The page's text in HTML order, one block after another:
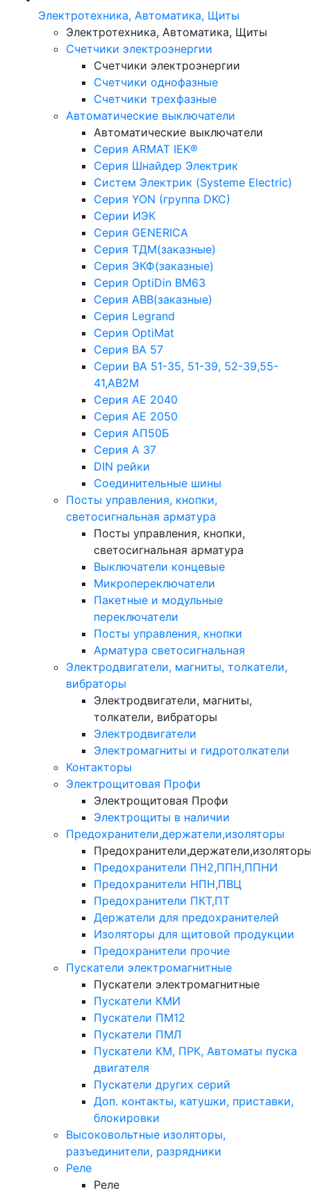
Электротехника, Автоматика, Щиты
Электротехника, Автоматика, Щиты
Счетчики электроэнергии
Счетчики электроэнергии
Счетчики однофазные
Счетчики трехфазные
Автоматические выключатели
Автоматические выключатели
Серия ARMAT IEK®
Серия Шнайдер Электрик
Систем Электрик (Systeme Electric)
Серия YON (группа DKC)
Серии ИЭК
Серия GENERICA
Серия ТДМ(заказные)
Серия ЭКФ(заказные)
Серия OptiDin BM63
Серия АВВ(заказные)
Серия Legrand
Серия OptiMat
Серия ВА 57
Серии ВА 51-35, 51-39, 52-39,55-
41,АВ2М
Серия АЕ 2040
Серия АЕ 2050
Серия АП50Б
Серия А 37
DIN рейки
Соединительные шины
Посты управления, кнопки,
светосигнальная арматура
Посты управления, кнопки,
светосигнальная арматура
Выключатели концевые
Микропереключатели
Пакетные и модульные
переключатели
Посты управления, кнопки
Арматура светосигнальная
Электродвигатели, магниты, толкатели,
вибраторы
Электродвигатели, магниты,
толкатели, вибраторы
Электродвигатели
Электромагниты и гидротолкатели
Контакторы
Электрощитовая Профи
Электрощитовая Профи
Электрощиты в наличии
Предохранители,держатели,изоляторы
Предохранители ПН2,ППН,ППНИ
Предохранители НПН,ПВЦ
Предохранители ПКТ,ПТ
Держатели для предохранителей
Изоляторы для щитовой продукции
Предохранители прочие
Пускатели электромагнитные
Пускатели электромагнитные
Пускатели КМИ
Пускатели ПМ12
Пускатели ПМЛ
Пускатели КМ, ПРК, Автоматы пуска
двигателя
Пускатели других серий
Доп. контакты, катушки, приставки,
блокировки
Высоковольтные изоляторы,
разъединители, разрядники
Реле
Реле